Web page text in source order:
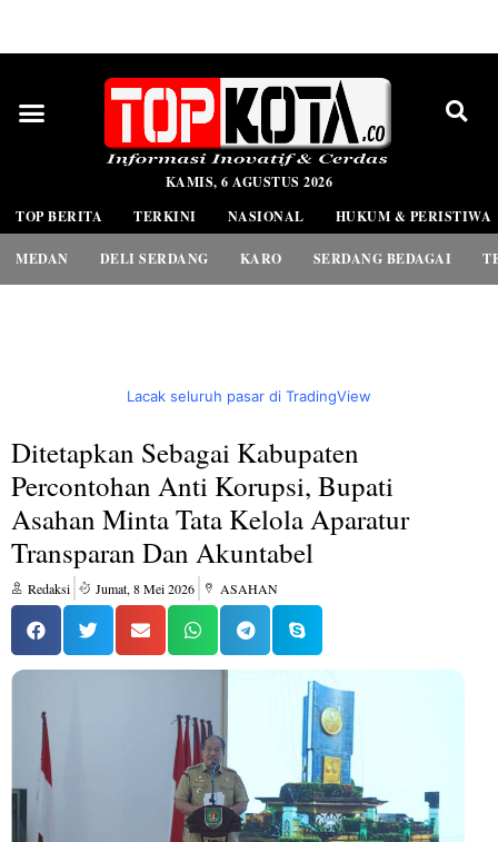
KAMIS, 6 AGUSTUS 2026
TOP BERITA
TERKINI NASIONAL HUKUM & PERISTIWA
MEDAN DELI SERDANG KARO SERDANG BEDAGAI
Lacak seluruh pasar di TradingView
Ditetapkan Sebagai Kabupaten
Percontohan Anti Korupsi, Bupati
Asahan Minta Tata Kelola Aparatur
Transparan Dan Akuntabel
Redaksi Jumat, 8 Mei 2026 ASAHAN